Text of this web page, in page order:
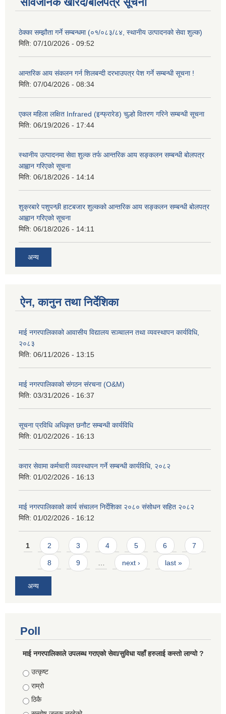
ठेक्का सम्झौता गर्ने सम्बन्धमा (०१/०८३/८४, स्थानीय उत्पादनको सेवा शुल्क)
मिति: 07/10/2026 - 09:52
आन्तरिक आय संकलन गर्न शिलबन्दी दरभाउपत्र पेश गर्ने सम्बन्धी सूचना !
मिति: 07/04/2026 - 08:34
एकल महिला लक्षित Infrared (इन्फ्रारेड) चुल्हो वितरण गरिने सम्बन्धी सूचना
मिति: 06/19/2026 - 17:44
स्थानीय उत्पादनमा सेवा शुल्क तर्फ आन्तरिक आय सङ्कलन सम्बन्धी बोलपत्र
आह्वान गरिएको सूचना
मिति: 06/18/2026 - 14:14
शुक्रबारे पशुपन्छी हाटबजार शुल्कको आन्तरिक आय सङ्कलन सम्बन्धी बोलपत्र
आह्वान गरिएको सूचना
मिति: 06/18/2026 - 14:11
अन्य
ऐन, कानुन तथा निर्देशिका
माई नगरपालिकाको आवासीय विद्यालय सञ्चालन तथा व्यवस्थापन कार्यविधि,
२०८३
मिति: 06/11/2026 - 13:15
माई नगरपालिकाको संगठन संरचना (O&M)
मिति: 03/31/2026 - 16:37
सूचना प्रविधि अधिकृत छनौट सम्बन्धी कार्यविधि
मिति: 01/02/2026 - 16:13
करार सेवामा कर्मचारी व्यवस्थापन गर्ने सम्बन्धी कार्यविधि, २०८२
मिति: 01/02/2026 - 16:13
माई नगरपालिकाको कार्य संचालन निर्देशिका २०८० संसोधन सहित २०८२
मिति: 01/02/2026 - 16:12
Pages
1 2 3 4 5 6 7
8 9 next › last »
अन्य
Poll
माई नगरपालिकाले उपलब्ध गराएको सेवा/सुविधा यहाँ हरुलाई कस्तो लाग्यो ?
Choices
उत्कृष्ट
राम्रो
ठिकै